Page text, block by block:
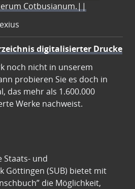
Cotbusianum.||
digitalisierter Drucke
noch nicht in unserem
probieren Sie es doch in
das mehr als 1.600.000
Werke nachweist.
Staats- und
Göttingen (SUB) bietet mit
die Möglichkeit,